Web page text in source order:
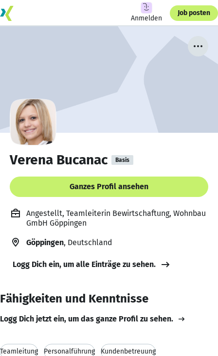
Anmelden
Job posten
Verena Bucanac Basis
Ganzes Profil ansehen
Angestellt, Teamleiterin Bewirtschaftung, Wohnbau
GmbH Göppingen
Göppingen, Deutschland
Logg Dich ein, um alle Einträge zu sehen.
Fähigkeiten und Kenntnisse
Logg Dich jetzt ein, um das ganze Profil zu sehen.
Teamleitung Personalführung Kundenbetreuung